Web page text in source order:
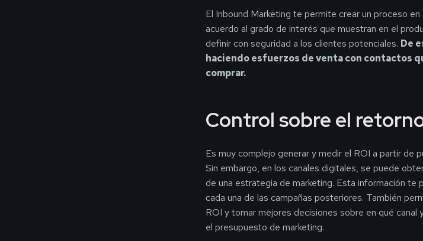
El Inbound Marketing te permite crear un proceso
acuerdo al grado de interés que muestran en el
definir con seguridad a los clientes potenciales. De
haciendo esfuerzos de venta con contactos
comprar.
Control sobre el
Es muy complejo generar y medir el ROI a partir de
Sin embargo, en los canales digitales, se puede
de una estrategia de marketing. Esta información
cada una de las campañas posteriores. También
ROI y tomar mejores decisiones sobre en qué
el presupuesto de marketing.